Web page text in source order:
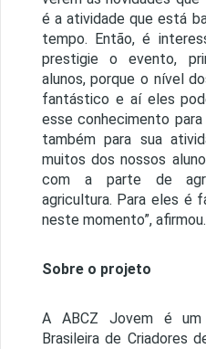
é a atividade que está
tempo. Então, é
prestigie o evento,
alunos, porque o nível
fantástico e aí eles
esse conhecimento
também para sua
muitos dos nossos
com a parte de
agricultura. Para eles é
neste momento”, afirmou.
Sobre o projeto
A ABCZ Jovem é um
Brasileira de Criadores